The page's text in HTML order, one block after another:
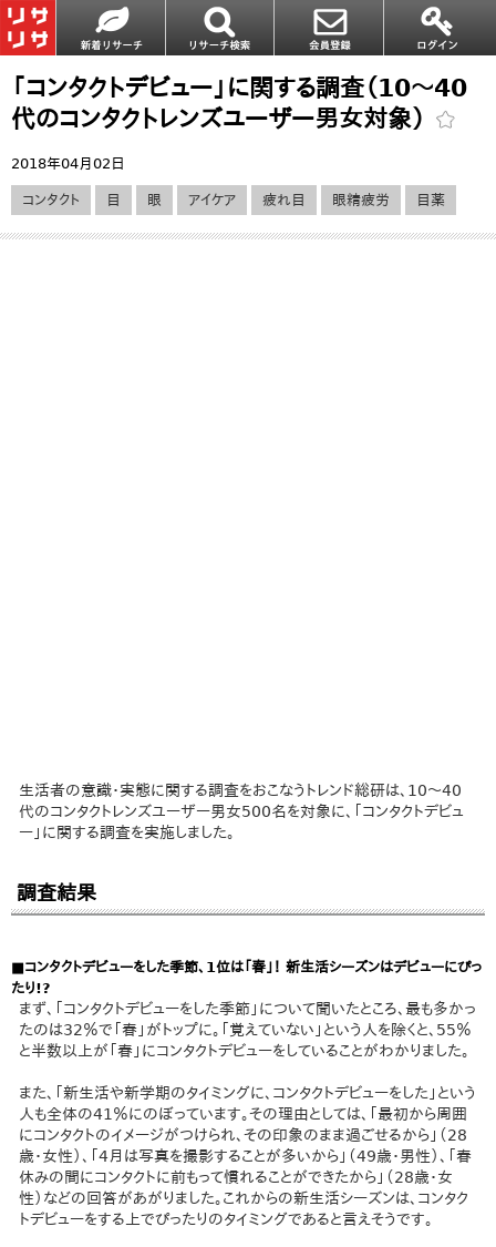
「コンタクトデビュー」に関する調査（10～40
代のコンタクトレンズユーザー男女対象）
2018年04月02日
コンタクト 目 眼 アイケア 疲れ目 眼精疲労 目薬
生活者の意識・実態に関する調査をおこなうトレンド総研は、10～40
代のコンタクトレンズユーザー男女500名を対象に、「コンタクトデビュ
ー」に関する調査を実施しました。
調査結果
■コンタクトデビューをした季節、1位は「春」！ 新生活シーズンはデビューにぴっ
たり!?
まず、「コンタクトデビューをした季節」について聞いたところ、最も多かっ
たのは32％で「春」がトップに。「覚えていない」という人を除くと、55％
と半数以上が「春」にコンタクトデビューをしていることがわかりました。
また、「新生活や新学期のタイミングに、コンタクトデビューをした」という
人も全体の41％にのぼっています。その理由としては、「最初から周囲
にコンタクトのイメージがつけられ、その印象のまま過ごせるから」（28
歳・女性）、「4月は写真を撮影することが多いから」（49歳・男性）、「春
休みの間にコンタクトに前もって慣れることができたから」（28歳・女
性）などの回答があがりました。これからの新生活シーズンは、コンタク
トデビューをする上でぴったりのタイミングであると言えそうです。